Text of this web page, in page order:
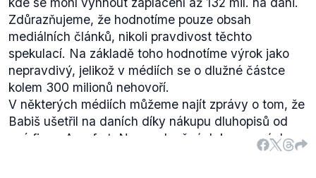
Zdůrazňujeme, že hodnotíme pouze obsah
mediálních článků, nikoli pravdivost těchto
spekulací. Na základě toho hodnotíme výrok jako
nepravdivý, jelikož v médiích se o dlužné částce
kolem 300 milionů nehovoří.
V některých médiích můžeme najít zprávy o tom, že
Babiš ušetřil na daních díky nákupu dluhopisů od
své firmy Agrofert. Na nezdaněných korunových
dluhopisech, které Babiš nakoupil, měl ušetřit až